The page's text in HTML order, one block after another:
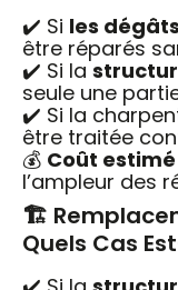
✔️ Si les
être réparés
✔️ Si la
seule une
✔️ Si la
être traitée
💰 Coût estimé
l’ampleur des
🏗️
Quels Cas